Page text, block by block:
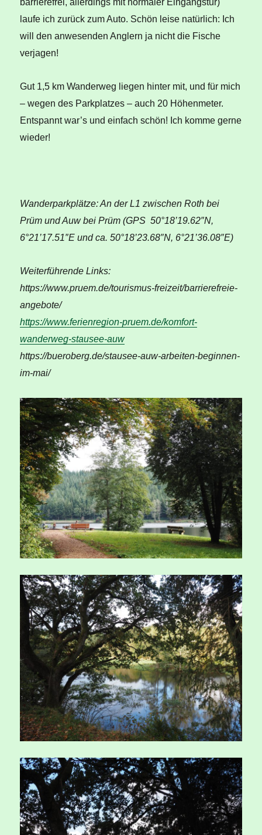
barrierefrei, allerdings mit normaler Eingangstür)
laufe ich zurück zum Auto. Schön leise natürlich: Ich
will den anwesenden Anglern ja nicht die Fische
verjagen!
Gut 1,5 km Wanderweg liegen hinter mit, und für mich
– wegen des Parkplatzes – auch 20 Höhenmeter.
Entspannt war’s und einfach schön! Ich komme gerne
wieder!
Wanderparkplätze: An der L1 zwischen Roth bei
Prüm und Auw bei Prüm (GPS 50°18’19.62″N,
6°21’17.51″E und ca. 50°18’23.68″N, 6°21’36.08″E)
Weiterführende Links:
https://www.pruem.de/tourismus-freizeit/barrierefreie-
angebote/
https://www.ferienregion-pruem.de/komfort-
wanderweg-stausee-auw
https://bueroberg.de/stausee-auw-arbeiten-beginnen-
im-mai/